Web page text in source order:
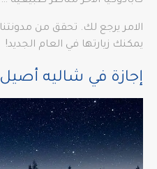
يمكنك زيارتها في العام الجديد!
إجازة في شاليه أصيل